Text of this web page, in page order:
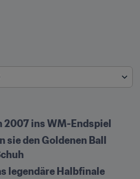
ins WM-Endspiel
sie den Goldenen Ball
legendäre Halbfinale